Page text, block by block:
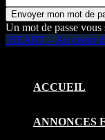
Un mot de passe
HEART – Au coeur
ACCUEIL
ANNONCES